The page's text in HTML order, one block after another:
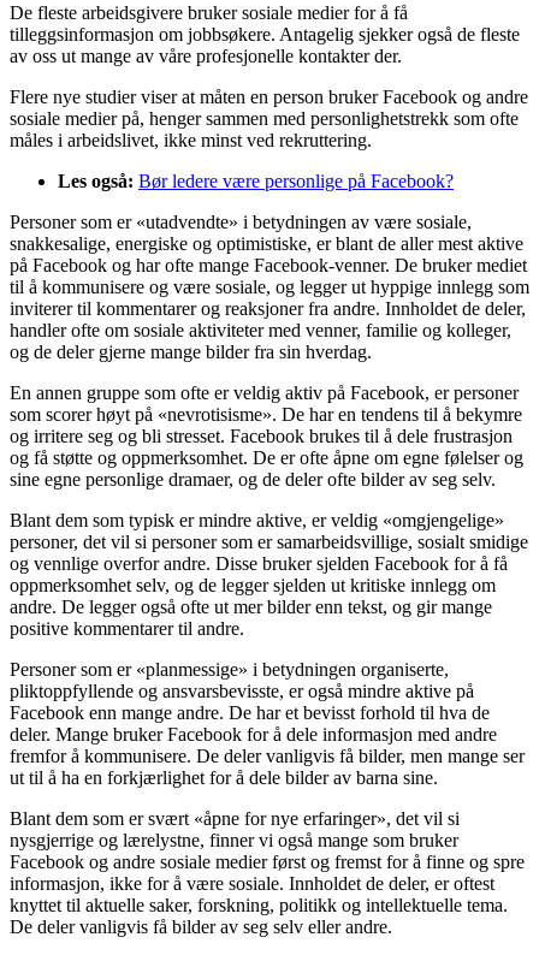
De fleste arbeidsgivere bruker sosiale medier for å få
tilleggsinformasjon om jobbsøkere. Antagelig sjekker også de fleste
av oss ut mange av våre profesjonelle kontakter der.
Flere nye studier viser at måten en person bruker Facebook og andre
sosiale medier på, henger sammen med personlighetstrekk som ofte
måles i arbeidslivet, ikke minst ved rekruttering.
Les også: Bør ledere være personlige på Facebook?
Personer som er «utadvendte» i betydningen av være sosiale,
snakkesalige, energiske og optimistiske, er blant de aller mest aktive
på Facebook og har ofte mange Facebook-venner. De bruker mediet
til å kommunisere og være sosiale, og legger ut hyppige innlegg som
inviterer til kommentarer og reaksjoner fra andre. Innholdet de deler,
handler ofte om sosiale aktiviteter med venner, familie og kolleger,
og de deler gjerne mange bilder fra sin hverdag.
En annen gruppe som ofte er veldig aktiv på Facebook, er personer
som scorer høyt på «nevrotisisme». De har en tendens til å bekymre
og irritere seg og bli stresset. Facebook brukes til å dele frustrasjon
og få støtte og oppmerksomhet. De er ofte åpne om egne følelser og
sine egne personlige dramaer, og de deler ofte bilder av seg selv.
Blant dem som typisk er mindre aktive, er veldig «omgjengelige»
personer, det vil si personer som er samarbeidsvillige, sosialt smidige
og vennlige overfor andre. Disse bruker sjelden Facebook for å få
oppmerksomhet selv, og de legger sjelden ut kritiske innlegg om
andre. De legger også ofte ut mer bilder enn tekst, og gir mange
positive kommentarer til andre.
Personer som er «planmessige» i betydningen organiserte,
pliktoppfyllende og ansvarsbevisste, er også mindre aktive på
Facebook enn mange andre. De har et bevisst forhold til hva de
deler. Mange bruker Facebook for å dele informasjon med andre
fremfor å kommunisere. De deler vanligvis få bilder, men mange ser
ut til å ha en forkjærlighet for å dele bilder av barna sine.
Blant dem som er svært «åpne for nye erfaringer», det vil si
nysgjerrige og lærelystne, finner vi også mange som bruker
Facebook og andre sosiale medier først og fremst for å finne og spre
informasjon, ikke for å være sosiale. Innholdet de deler, er oftest
knyttet til aktuelle saker, forskning, politikk og intellektuelle tema.
De deler vanligvis få bilder av seg selv eller andre.